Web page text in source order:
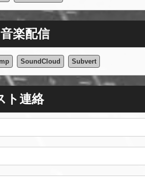
楽配信
SoundCloud Subvert
ト連絡